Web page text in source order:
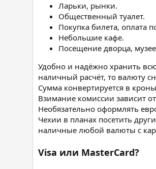
Ларьки, рынки.
Общественный туалет.
Покупка билета, оплата
Небольшие кафе.
Посещение дворца,
Удобно и надёжно хранить
наличный расчёт, то валюту
Сумма конвертируется в
Взимание комиссии зависит
Необязательно оформлять
Чехии в планах посетить
наличные любой валюты с
Visa или MasterCard?